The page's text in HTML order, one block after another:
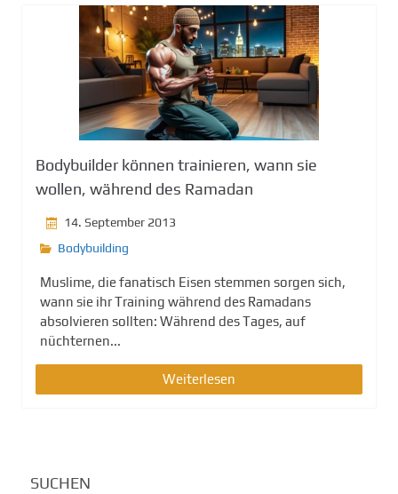
Bodybuilder können trainieren, wann sie
wollen, während des Ramadan
14. September 2013
Bodybuilding
Muslime, die fanatisch Eisen stemmen sorgen sich,
wann sie ihr Training während des Ramadans
absolvieren sollten: Während des Tages, auf
nüchternen...
Weiterlesen
SUCHEN